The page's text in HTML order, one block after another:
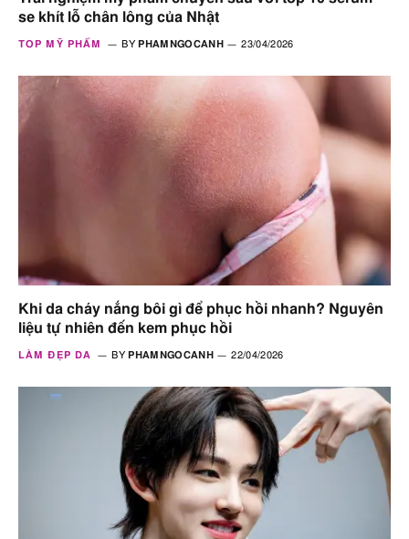
se khít lỗ chân lông của Nhật
TOP MỸ PHẨM BY PHAMNGOCANH 23/04/2026
Khi da cháy nắng bôi gì để phục hồi nhanh? Nguyên
liệu tự nhiên đến kem phục hồi
LÀM ĐẸP DA BY PHAMNGOCANH 22/04/2026